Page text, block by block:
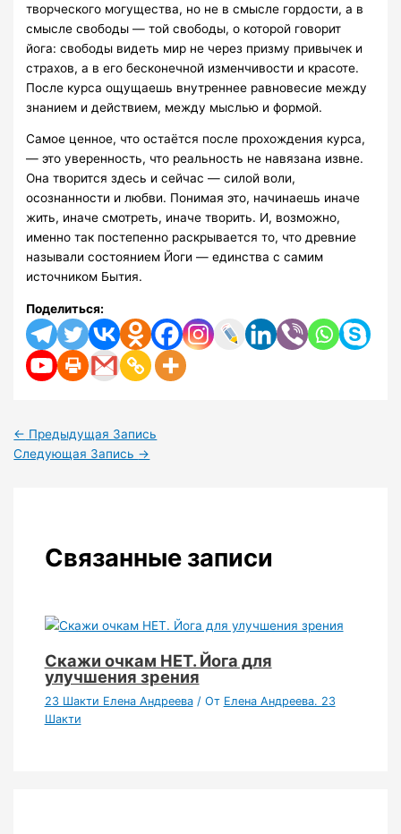
творческого могущества, но не в смысле гордости, а в
смысле свободы — той свободы, о которой говорит
йога: свободы видеть мир не через призму привычек и
страхов, а в его бесконечной изменчивости и красоте.
После курса ощущаешь внутреннее равновесие между
знанием и действием, между мыслью и формой.
Самое ценное, что остаётся после прохождения курса,
— это уверенность, что реальность не навязана извне.
Она творится здесь и сейчас — силой воли,
осознанности и любви. Понимая это, начинаешь иначе
жить, иначе смотреть, иначе творить. И, возможно,
именно так постепенно раскрывается то, что древние
называли состоянием Йоги — единства с самим
источником Бытия.
Поделиться:
← Предыдущая Запись
Следующая Запись →
Связанные записи
Скажи очкам НЕТ. Йога для
улучшения зрения
23 Шакти Елена Андреева/ От Елена Андреева. 23
Шакти